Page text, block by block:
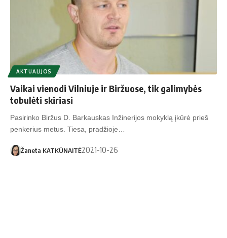
AKTUALIJOS
Vaikai vienodi Vilniuje ir Biržuose, tik galimybės
tobulėti skiriasi
Pasirinko Biržus D. Barkauskas Inžinerijos mokyklą įkūrė prieš
penkerius metus. Tiesa, pradžioje…
Žaneta KATKŪNAITĖ2021-10-26